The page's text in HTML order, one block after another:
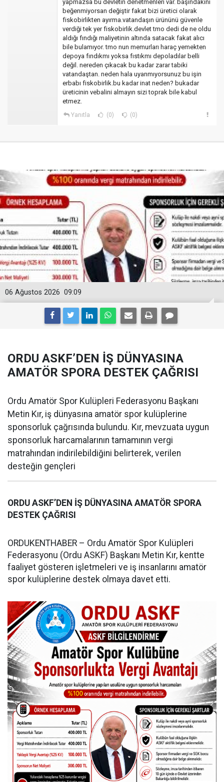
yapmazsa bu devletin denetmenleri var. başındakini
beğenmiyorsan değiştir fakat bizi üretici olarak
fiskobirlikten ayırma.vatandaşın ürününü güvenle
verdiği tek yer fiskobirlik.devlet tmo dedi de ne oldu
aldığı fındığı maliyetinin altında satacak fakat alıcı
bile bulamıyor. tmo nun memurları haraç yemekten
depoya fındıkmı yoksa fıstıkmı depoladılar belli
değil. nereden çıkacak bu kadar zarar tabiki
vatandaştan. neden hala uyanmıyorsunuz bu işin
erbabı fiskobirlik.bu kadar inat neden? bukadar
üreticinin vebalini almayın sizi toprak bile kabul
etmez.
Yanıtla (0) (0)
09:09
06 Ağustos 2026
ORDU ASKF’DEN İŞ DÜNYASINA
AMATÖR SPORA DESTEK ÇAĞRISI
Ordu Amatör Spor Kulüpleri Federasyonu Başkanı
Metin Kır, iş dünyasına amatör spor kulüplerine
sponsorluk çağrısında bulundu. Kır, mevzuata uygun
sponsorluk harcamalarının tamamının vergi
matrahından indirilebildiğini belirterek, verilen
desteğin gençleri
ORDU ASKF’DEN İŞ DÜNYASINA AMATÖR SPORA
DESTEK ÇAĞRISI
ORDUKENTHABER – Ordu Amatör Spor Kulüpleri
Federasyonu (Ordu ASKF) Başkanı Metin Kır, kentte
faaliyet gösteren işletmeleri ve iş insanlarını amatör
spor kulüplerine destek olmaya davet etti.